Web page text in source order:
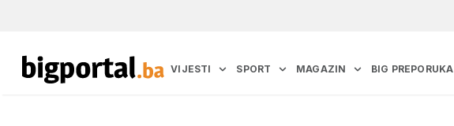
VIJESTI SPORT MAGAZIN BIG PREPORUKA